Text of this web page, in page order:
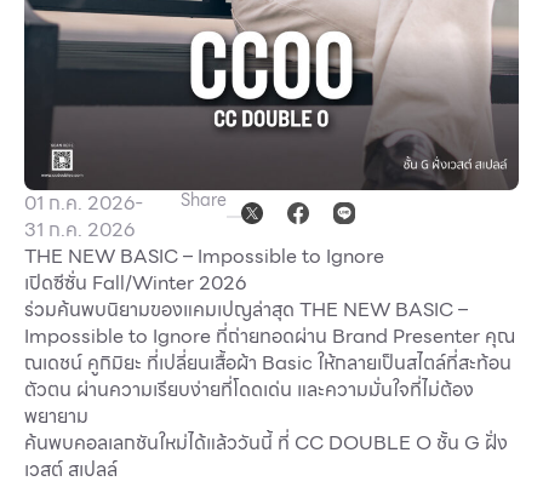
Service
Superstores
สมาชิก F-MEMBER
กิจกรรมและโปรโมชั่น
ข้อเสนอพิเศษ
สำหรับนักท่องเที่ยว
มีอะไรใหม่
แผนผังร้านค้า
บริการ
เพื่อสังคม
01 ก.ค. 2026-
31 ก.ค. 2026
Share
THE NEW BASIC – Impossible to Ignore
เปิดซีซั่น Fall/Winter 2026
ร่วมค้นพบนิยามของแคมเปญล่าสุด THE NEW BASIC –
Impossible to Ignore ที่ถ่ายทอดผ่าน Brand Presenter คุณ
ณเดชน์ คูกิมิยะ ที่เปลี่ยนเสื้อผ้า Basic ให้กลายเป็นสไตล์ที่สะท้อน
ตัวตน ผ่านความเรียบง่ายที่โดดเด่น และความมั่นใจที่ไม่ต้อง
พยายาม
ค้นพบคอลเลกชันใหม่ได้แล้ววันนี้ ที่ CC DOUBLE O ชั้น G ฝั่ง
เวสต์ สเปลล์